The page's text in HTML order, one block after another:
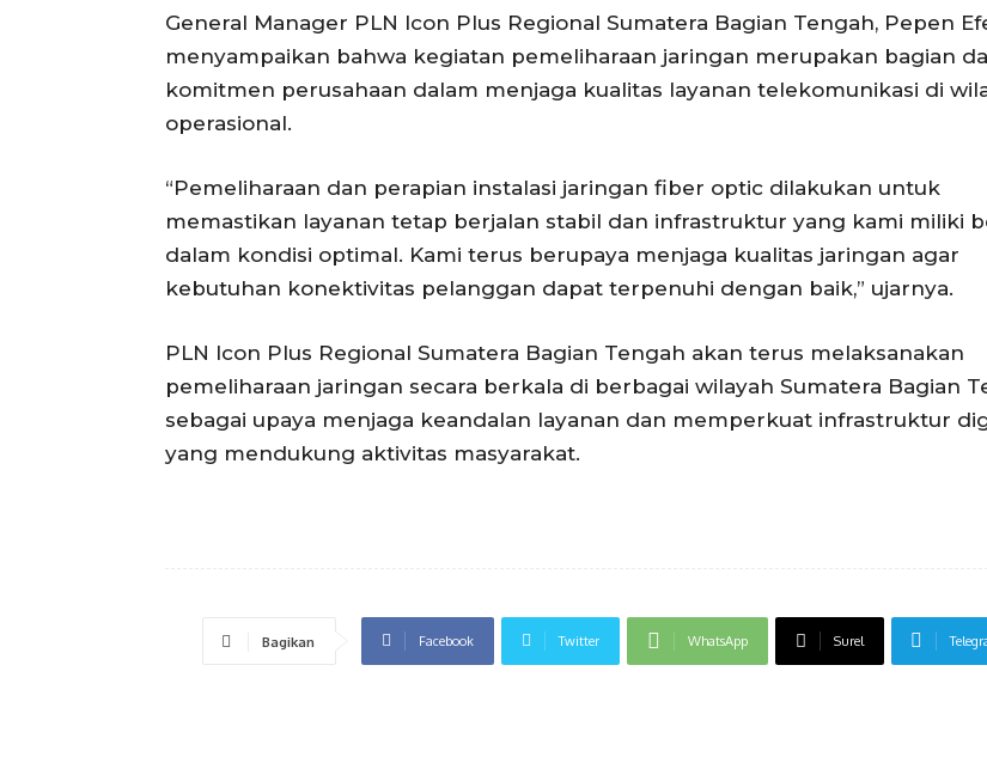
General Manager PLN Icon Plus Regional Sumatera Bagian Tengah, Pepen
menyampaikan bahwa kegiatan pemeliharaan jaringan merupakan bagian
komitmen perusahaan dalam menjaga kualitas layanan telekomunikasi di
operasional.
“Pemeliharaan dan perapian instalasi jaringan fiber optic dilakukan untuk
memastikan layanan tetap berjalan stabil dan infrastruktur yang kami miliki
dalam kondisi optimal. Kami terus berupaya menjaga kualitas jaringan agar
kebutuhan konektivitas pelanggan dapat terpenuhi dengan baik,” ujarnya.
PLN Icon Plus Regional Sumatera Bagian Tengah akan terus melaksanakan
pemeliharaan jaringan secara berkala di berbagai wilayah Sumatera Bagian
sebagai upaya menjaga keandalan layanan dan memperkuat infrastruktur
yang mendukung aktivitas masyarakat.
Bagikan Facebook Twitter WhatsApp Surel